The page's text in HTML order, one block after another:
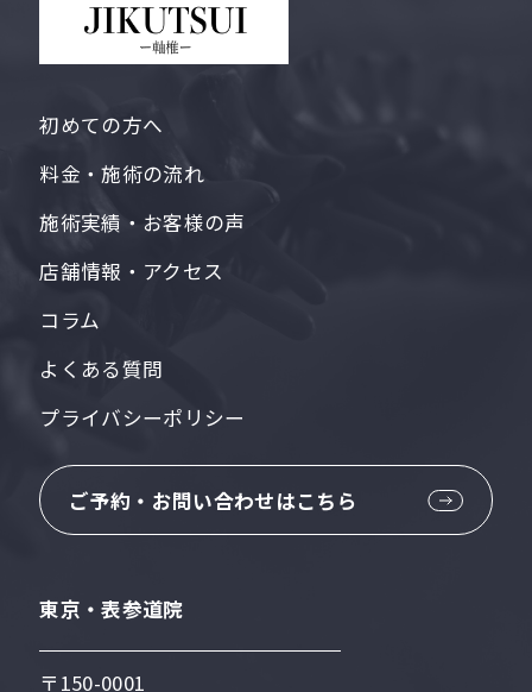
初めての方へ
料金・施術の流れ
施術実績・お客様の声
店舗情報・アクセス
コラム
よくある質問
プライバシーポリシー
ご予約・お問い合わせはこちら
東京・表参道院
〒150-0001